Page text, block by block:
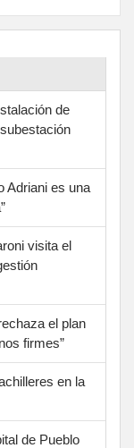
de
Adriani es una
visita el
el plan
firmes”
en la
de Pueblo